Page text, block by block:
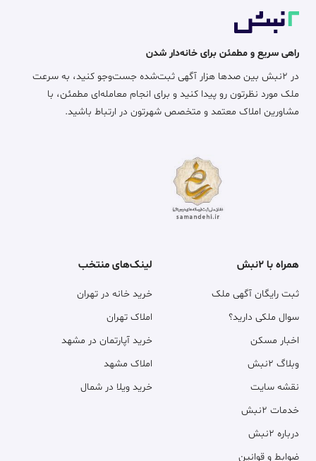
راهی سریع و مطمئن برای خانه‌دار شدن
در ۲نبش بین صدها هزار آگهی ثبت‌شده جست‌وجو کنید، به سرعت
ملک مورد نظرتون رو پیدا کنید و برای انجام معامله‌ای مطمئن، با
مشاورین املاک معتمد و متخصص شهرتون در ارتباط باشید.
همراه با ۲نبش
ثبت رایگان آگهی ملک
سوال ملکی دارید؟
اخبار مسکن
وبلاگ ۲نبش
نقشه سایت
خدمات ۲نبش
درباره ۲نبش
ضوابط و قوانین
لینک‌های منتخب
خرید خانه در تهران
املاک تهران
خرید آپارتمان در مشهد
املاک مشهد
خرید ویلا در شمال